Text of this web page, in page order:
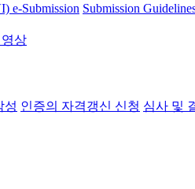
e-Submission Submission
상
성 인증의 자격갱신 신청 심사 및